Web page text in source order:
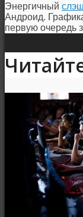
Энергичный
Андроид.
первую очередь